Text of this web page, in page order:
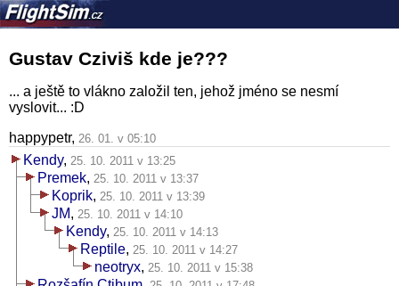
Gustav Cziviš kde je???
... a ještě to vlákno založil ten, jehož jméno se nesmí
vyslovit... :D
happypetr, 26. 01. v 05:10
Kendy, 25. 10. 2011 v 13:25
Premek, 25. 10. 2011 v 13:37
Koprik, 25. 10. 2011 v 13:39
JM, 25. 10. 2011 v 14:10
Kendy, 25. 10. 2011 v 14:13
Reptile, 25. 10. 2011 v 14:27
neotryx, 25. 10. 2011 v 15:38